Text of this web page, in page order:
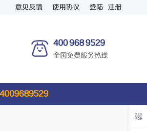
意见反馈 使用协议 登陆 注册
400 968 9529
全国免费服务热线